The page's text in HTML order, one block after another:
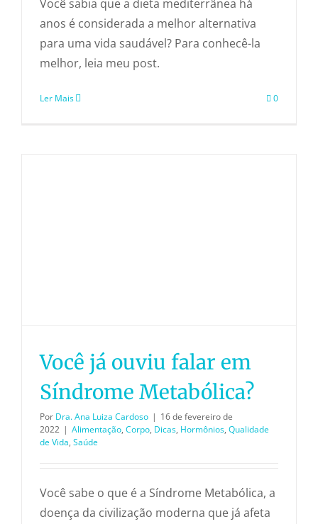
Você sabia que a dieta mediterrânea há
anos é considerada a melhor alternativa
para uma vida saudável? Para conhecê-la
melhor, leia meu post.
Ler Mais 0
Você já ouviu falar em
Síndrome Metabólica?
Por Dra. Ana Luiza Cardoso | 16 de fevereiro de
2022 | Alimentação, Corpo, Dicas, Hormônios, Qualidade
de Vida, Saúde
Você sabe o que é a Síndrome Metabólica, a
doença da civilização moderna que já afeta